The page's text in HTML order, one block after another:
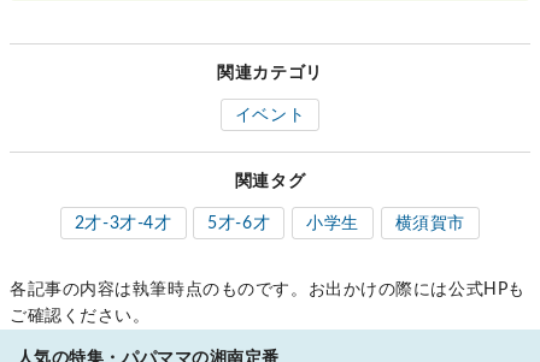
関連カテゴリ
イベント
関連タグ
2才-3才-4才 5才-6才 小学生 横須賀市
各記事の内容は執筆時点のものです。お出かけの際には公式HPも
ご確認ください。